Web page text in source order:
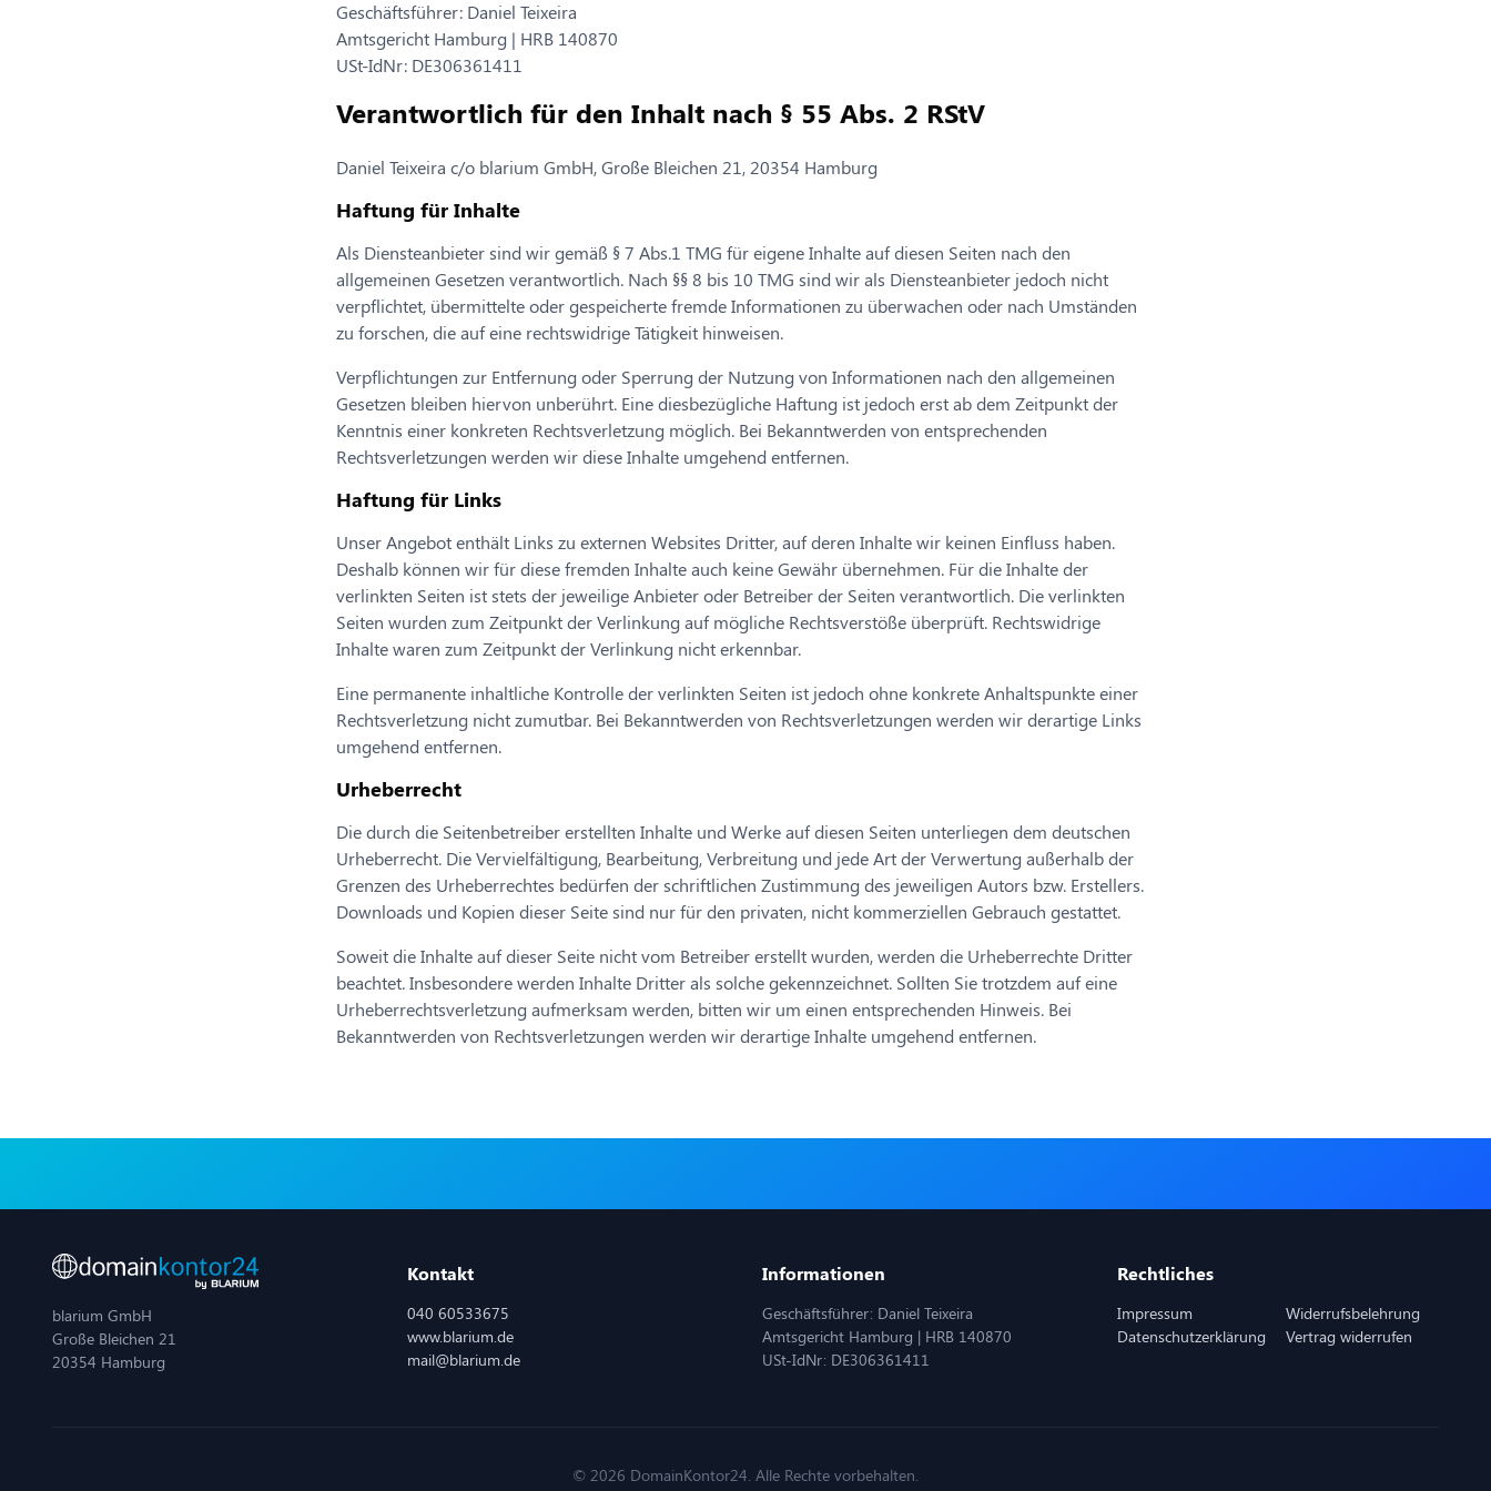
Geschäftsführer: Daniel Teixeira
Amtsgericht Hamburg | HRB 140870
USt-IdNr: DE306361411
Verantwortlich für den Inhalt nach § 55 Abs. 2 RStV
Daniel Teixeira c/o blarium GmbH, Große Bleichen 21, 20354 Hamburg
Haftung für Inhalte
Als Diensteanbieter sind wir gemäß § 7 Abs.1 TMG für eigene Inhalte auf diesen Seiten nach den
allgemeinen Gesetzen verantwortlich. Nach §§ 8 bis 10 TMG sind wir als Diensteanbieter jedoch nicht
verpflichtet, übermittelte oder gespeicherte fremde Informationen zu überwachen oder nach Umständen
zu forschen, die auf eine rechtswidrige Tätigkeit hinweisen.
Verpflichtungen zur Entfernung oder Sperrung der Nutzung von Informationen nach den allgemeinen
Gesetzen bleiben hiervon unberührt. Eine diesbezügliche Haftung ist jedoch erst ab dem Zeitpunkt der
Kenntnis einer konkreten Rechtsverletzung möglich. Bei Bekanntwerden von entsprechenden
Rechtsverletzungen werden wir diese Inhalte umgehend entfernen.
Haftung für Links
Unser Angebot enthält Links zu externen Websites Dritter, auf deren Inhalte wir keinen Einfluss haben.
Deshalb können wir für diese fremden Inhalte auch keine Gewähr übernehmen. Für die Inhalte der
verlinkten Seiten ist stets der jeweilige Anbieter oder Betreiber der Seiten verantwortlich. Die verlinkten
Seiten wurden zum Zeitpunkt der Verlinkung auf mögliche Rechtsverstöße überprüft. Rechtswidrige
Inhalte waren zum Zeitpunkt der Verlinkung nicht erkennbar.
Eine permanente inhaltliche Kontrolle der verlinkten Seiten ist jedoch ohne konkrete Anhaltspunkte einer
Rechtsverletzung nicht zumutbar. Bei Bekanntwerden von Rechtsverletzungen werden wir derartige Links
umgehend entfernen.
Urheberrecht
Die durch die Seitenbetreiber erstellten Inhalte und Werke auf diesen Seiten unterliegen dem deutschen
Urheberrecht. Die Vervielfältigung, Bearbeitung, Verbreitung und jede Art der Verwertung außerhalb der
Grenzen des Urheberrechtes bedürfen der schriftlichen Zustimmung des jeweiligen Autors bzw. Erstellers.
Downloads und Kopien dieser Seite sind nur für den privaten, nicht kommerziellen Gebrauch gestattet.
Soweit die Inhalte auf dieser Seite nicht vom Betreiber erstellt wurden, werden die Urheberrechte Dritter
beachtet. Insbesondere werden Inhalte Dritter als solche gekennzeichnet. Sollten Sie trotzdem auf eine
Urheberrechtsverletzung aufmerksam werden, bitten wir um einen entsprechenden Hinweis. Bei
Bekanntwerden von Rechtsverletzungen werden wir derartige Inhalte umgehend entfernen.
blarium GmbH
Große Bleichen 21
20354 Hamburg
Kontakt
040 60533675
www.blarium.de
mail@blarium.de
Informationen
Geschäftsführer: Daniel Teixeira
Amtsgericht Hamburg | HRB 140870
USt-IdNr: DE306361411
Rechtliches
Impressum
Datenschutzerklärung
Widerrufsbelehrung
Vertrag widerrufen
© 2026 DomainKontor24. Alle Rechte vorbehalten.